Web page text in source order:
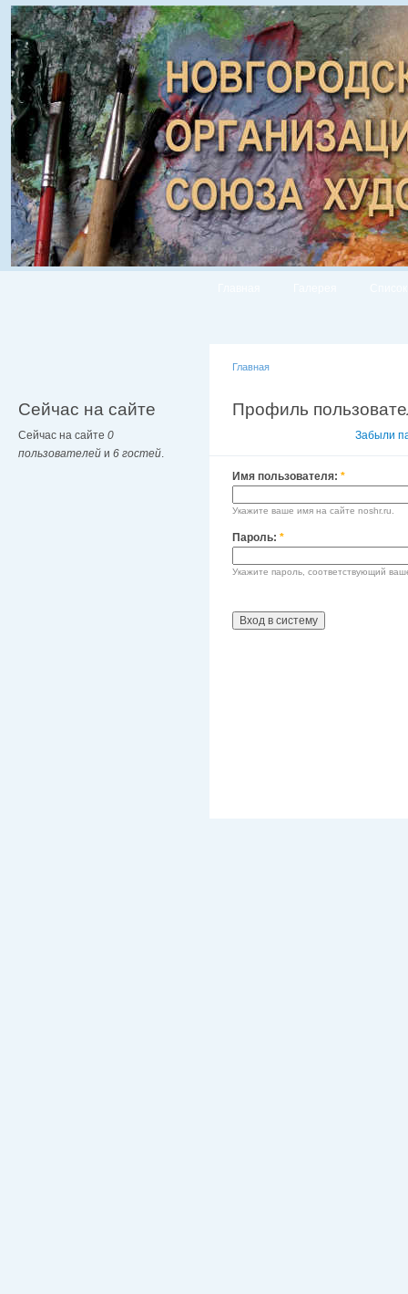
Сейчас на сайте
Сейчас на сайте 0
пользователей и 6 гостей.
Главная
Профиль
Забыли
Имя пользователя: *
Укажите ваше имя на сайте noshr.ru.
Пароль: *
Укажите пароль, соответствующий